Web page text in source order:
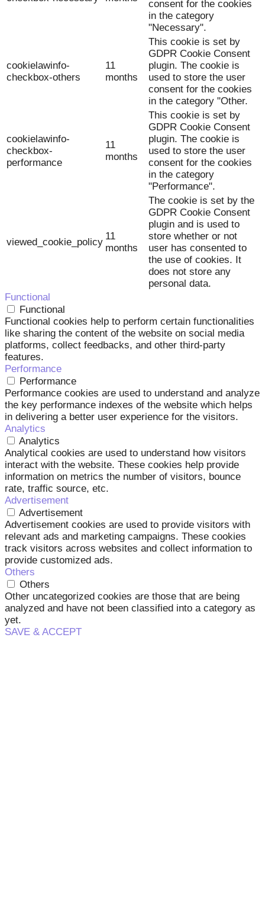
consent for the cookies
in the category
"Necessary".
cookielawinfo-
checkbox-others
11
months
This cookie is set by
GDPR Cookie Consent
plugin. The cookie is
used to store the user
consent for the cookies
in the category "Other.
cookielawinfo-
checkbox-
performance
11
months
This cookie is set by
GDPR Cookie Consent
plugin. The cookie is
used to store the user
consent for the cookies
in the category
"Performance".
viewed_cookie_policy
11
months
The cookie is set by the
GDPR Cookie Consent
plugin and is used to
store whether or not
user has consented to
the use of cookies. It
does not store any
personal data.
Functional
Functional
Functional cookies help to perform certain functionalities
like sharing the content of the website on social media
platforms, collect feedbacks, and other third-party
features.
Performance
Performance
Performance cookies are used to understand and analyze
the key performance indexes of the website which helps
in delivering a better user experience for the visitors.
Analytics
Analytics
Analytical cookies are used to understand how visitors
interact with the website. These cookies help provide
information on metrics the number of visitors, bounce
rate, traffic source, etc.
Advertisement
Advertisement
Advertisement cookies are used to provide visitors with
relevant ads and marketing campaigns. These cookies
track visitors across websites and collect information to
provide customized ads.
Others
Others
Other uncategorized cookies are those that are being
analyzed and have not been classified into a category as
yet.
SAVE & ACCEPT